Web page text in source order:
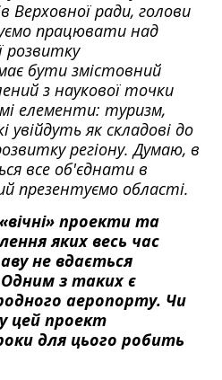
Верховної ради, голови
працювати над
розвитку
бути змістовний
з наукової точки
елементи: туризм,
як складові до
регіону. Думаю, в
все об'єднати в
презентуємо області.
проекти та
яких весь час
не вдається
з таких є
аеропорту. Чи
цей проект
для цього робить